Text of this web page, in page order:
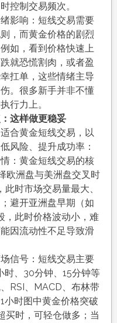
控制交易频次。
影响：短线交易需要
，而黄金价格的剧烈
如，看到价格快速上
就恐慌割肉，或者盈
扛单，这些情绪主导
。很多新手并非不懂
行力上。
这样做更稳妥
合黄金短线交易，以
风险、提升成功率：
：黄金短线交易的核
欧洲盘与美洲盘交叉时
时市场交易量最大、
避开亚洲盘早期（如
，此时价格波动小，难
因流动性不足导致滑
信号：短线交易主要
时、30分钟、15分钟等
RSI、MACD、布林带
小时图中黄金价格突破
买时，可轻仓做多；当